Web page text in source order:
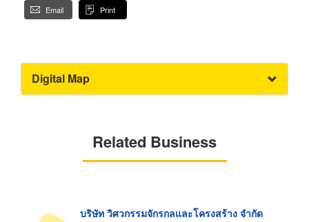
Email Print
Digital Map
Related Business
บริษัท วิศวกรรมจักรกลและโครงสร้าง จำกัด